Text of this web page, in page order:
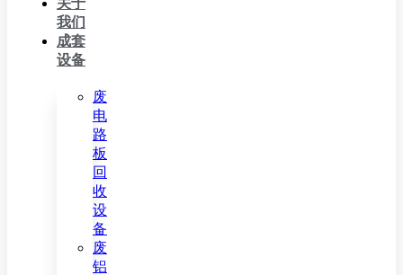
关于
我们
成套
设备
废
电
路
板
回
收
设
备
废
铝